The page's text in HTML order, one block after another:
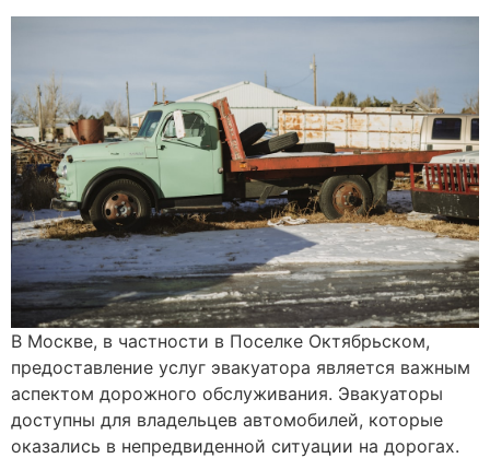
В Москве, в частности в Поселке Октябрьском,
предоставление услуг эвакуатора является важным
аспектом дорожного обслуживания. Эвакуаторы
доступны для владельцев автомобилей, которые
оказались в непредвиденной ситуации на дорогах.